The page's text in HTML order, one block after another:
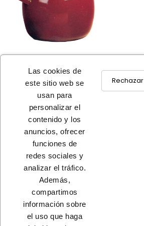
OLLA ABOMBADA ESMALTE
MARRON
A consultar
Las cookies de
este sitio web se
usan para
personalizar el
contenido y los
anuncios, ofrecer
funciones de
redes sociales y
analizar el tráfico.
Además,
compartimos
información sobre
el uso que haga
Rechazar